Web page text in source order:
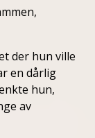
der hun ville
en dårlig
hun,
av